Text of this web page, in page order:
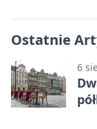
Ostatnie
6